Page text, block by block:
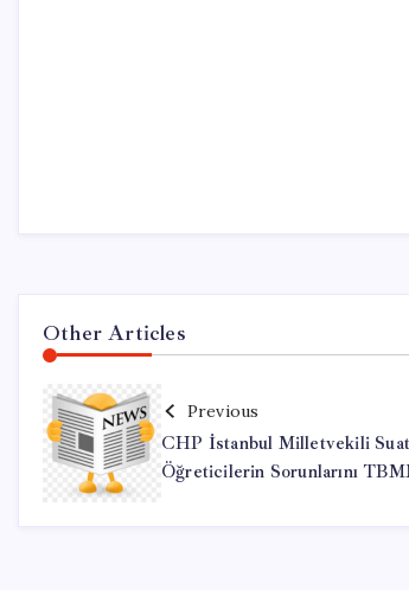
Other Articles
Previous
CHP İstanbul Milletvekili
Öğreticilerin Sorunlarını